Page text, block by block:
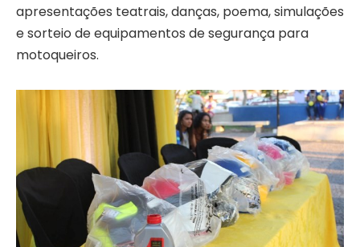
apresentações teatrais, danças, poema, simulações
e sorteio de equipamentos de segurança para
motoqueiros.